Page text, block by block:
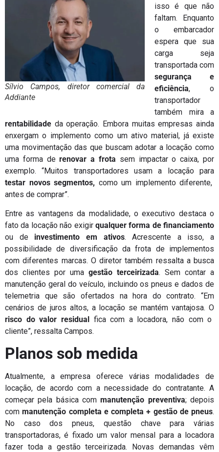
Sílvio Campos, diretor comercial da
Addiante
isso é que não
faltam. Enquanto
o embarcador
espera que sua
carga seja
transportada com
segurança e
eficiência, o
transportador
também mira a
rentabilidade da operação. Embora muitas empresas ainda
enxergam o implemento como um ativo material, já existe
uma movimentação das que buscam adotar a locação como
uma forma derenovar a frota sem impactar o caixa, por
exemplo. “Muitos transportadores usam a locação para
testar novos segmentos, como um implemento diferente,
antes de comprar”.
Entre as vantagens da modalidade, o executivo destaca o
fato da locação não exigir qualquer forma de financiamento
ou de investimento em ativos. Acrescente a isso, a
possibilidade de diversificação da frota de implementos
com diferentes marcas. O diretor também ressalta a busca
dos clientes por uma gestão terceirizada. Sem contar a
manutenção geral do veículo, incluindo os pneus e dados de
telemetria que são ofertados na hora do contrato. “Em
cenários de juros altos, a locação se mantém vantajosa. O
risco do valor residualfica com a locadora, não com o
cliente”, ressalta Campos.
Planos sob medida
Atualmente, a empresa oferece várias modalidades de
locação, de acordo com a necessidade do contratante. A
começar pela básica commanutenção preventiva; depois
commanutenção completa e completa + gestão de pneus.
No caso dos pneus, questão chave para várias
transportadoras, é fixado um valor mensal para a locadora
fazer toda a gestão terceirizada. Novas demandas vêm